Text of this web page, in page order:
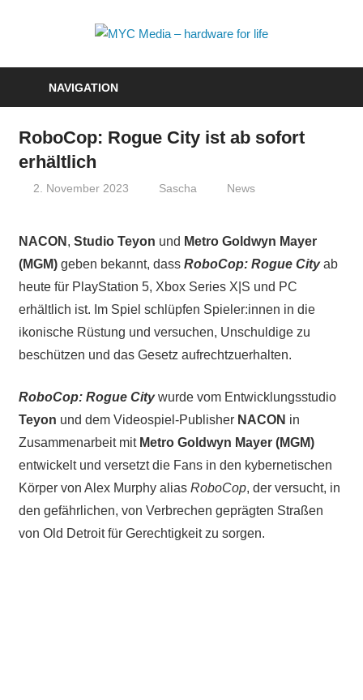
Media
–
NAVIGATION
RoboCop: Rogue City ist ab sofort
erhältlich
2. November 2023 Sascha News
NACON , Studio Teyon und Metro Goldwyn Mayer
(MGM)geben bekannt, dass RoboCop: Rogue Cityab
heute für PlayStation 5, Xbox Series X|S und PC
erhältlich ist. Im Spiel schlüpfen Spieler:innen in die
ikonische Rüstung und versuchen, Unschuldige zu
beschützen und das Gesetz aufrechtzuerhalten.
RoboCop: Rogue Citywurde vom Entwicklungsstudio
Teyon und dem Videospiel-Publisher NACON in
Zusammenarbeit mit Metro Goldwyn Mayer (MGM)
entwickelt und versetzt die Fans in den kybernetischen
Körper von Alex Murphy alias RoboCop, der versucht, in
den gefährlichen, von Verbrechen geprägten Straßen
von Old Detroit für Gerechtigkeit zu sorgen.